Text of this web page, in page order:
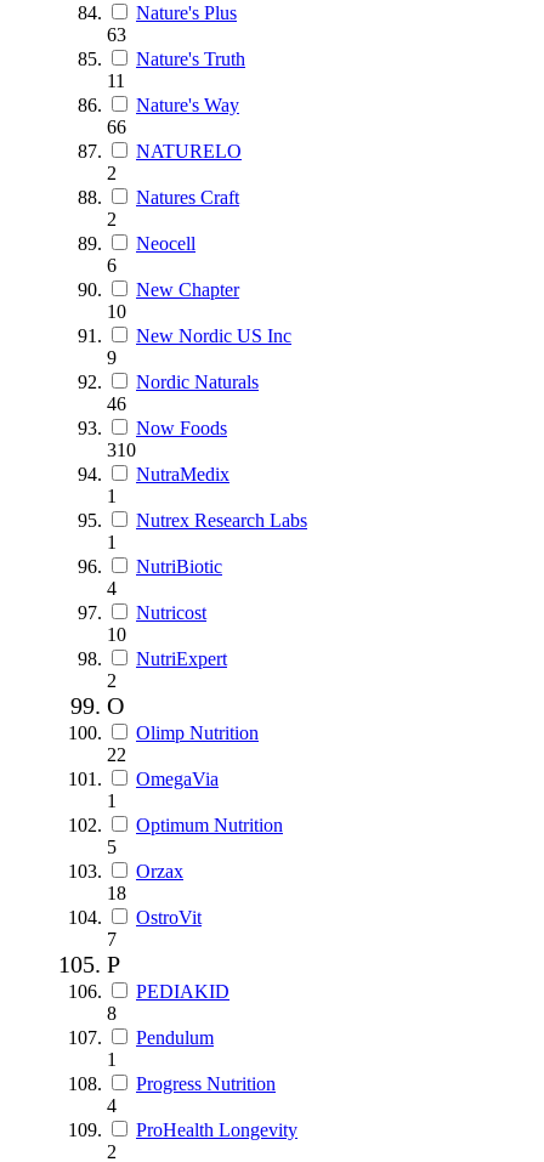
Nature's Plus
63
Nature's Truth
11
Nature's Way
66
NATURELO
2
Natures Craft
2
Neocell
6
New Chapter
10
New Nordic US Inc
9
Nordic Naturals
46
Now Foods
310
NutraMedix
1
Nutrex Research Labs
1
NutriBiotic
4
Nutricost
10
NutriExpert
2
O
Olimp Nutrition
22
OmegaVia
1
Optimum Nutrition
5
Orzax
18
OstroVit
7
P
PEDIAKID
8
Pendulum
1
Progress Nutrition
4
ProHealth Longevity
2